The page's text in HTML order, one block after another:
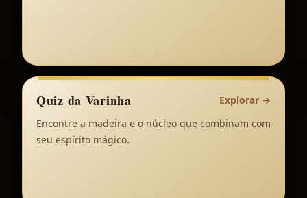
Quiz da Varinha Explorar →
Encontre a madeira e o núcleo que combinam com
seu espírito mágico.